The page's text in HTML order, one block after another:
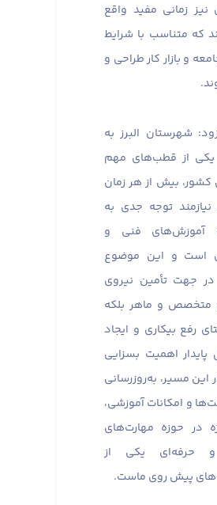
نیز زمانی مفید واقع
که متناسب با شرایط
و بازار کار طراحی و
شهرستان البرز به
یکی از قطب‌های مهم
بیش از هر زمان
توجه جدی به
آموزش‌های فنی و
است و این موضوع
در جهت تأمین نیروی
متخصص و ماهر بلکه
رفع بیکاری و ایجاد
پایدار اهمیت بسزایی
این مسیر، به‌روزرسانی
و امکانات آموزشی،
در حوزه مهارت‌های
حرفه‌ای یکی از
پیش روی ماست.